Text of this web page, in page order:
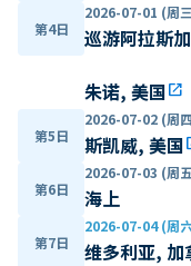
第4日
2026-07-01 (周
巡游阿拉斯
朱诺, 美国open_in_new
第5日
2026-07-02 (周
斯凯威, 美国
第6日
2026-07-03 (周
海上
第7日
2026-07-04 (周
维多利亚, 加